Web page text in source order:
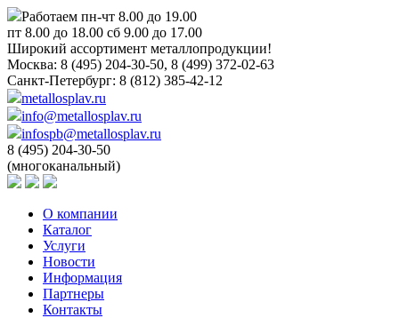
Работаем пн-чт 8.00 до 19.00
пт 8.00 до 18.00 сб 9.00 до 17.00
Широкий ассортимент металлопродукции!
Москва: 8 (495) 204-30-50, 8 (499) 372-02-63
Санкт-Петербург: 8 (812) 385-42-12
metallosplav.ru
info@metallosplav.ru
infospb@metallosplav.ru
8 (495) 204-30-50
(многоканальный)
О компании
Каталог
Услуги
Новости
Информация
Партнеры
Контакты